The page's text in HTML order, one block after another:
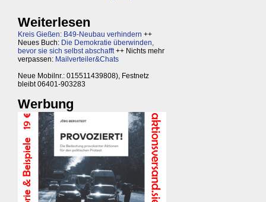
Weiterlesen
Kreis Gießen: B49-Neubau verhindern ++
Neues Buch: Die Demokratie überwinden,
bevor sie sich selbst abschafft++ Nichts mehr
verpassen: Mailverteiler&Chats
Neue Mobilnr.: 015511439808), Festnetz
bleibt 06401-903283
Werbung